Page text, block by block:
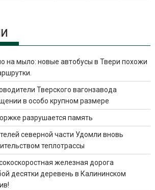
на мыло: новые автобусы в Твери похожи
Тверского вагонзавода
в особо крупном размере
разрушается память
северной части Удомли вновь
теплотрассы
железная дорога
десятки деревень в Калининском